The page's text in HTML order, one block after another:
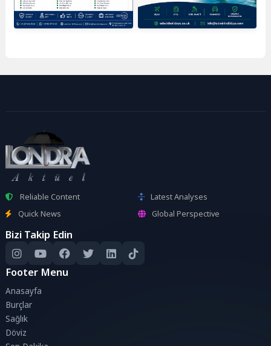
Reliable Content
Latest Analyses
Quick News
Global Perspective
Bizi Takip Edin
Footer Menu
Anasayfa
Burçlar
Sağlık
Döviz